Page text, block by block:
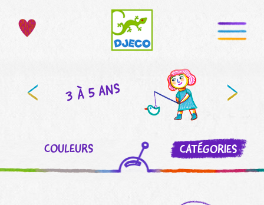
3 À 5 ANS
COULEURS CATÉGORIES